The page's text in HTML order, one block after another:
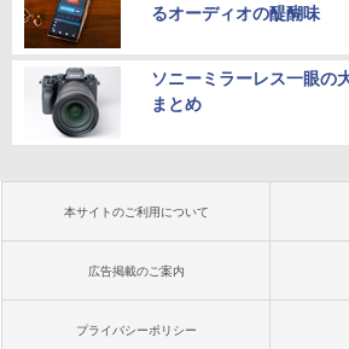
るオーディオの醍醐味
ソニーミラーレス一眼の
まとめ
本サイトのご利用について
広告掲載のご案内
プライバシーポリシー